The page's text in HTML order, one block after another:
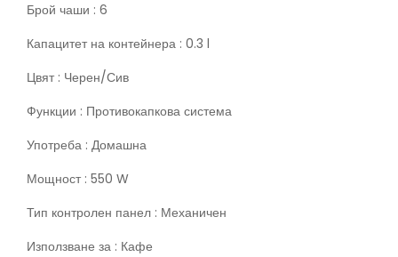
Брой чаши : 6
Капацитет на контейнера : 0.3 l
Цвят : Черен/Сив
Функции : Противокапкова система
Употреба : Домашна
Мощност : 550 W
Тип контролен панел : Механичен
Използване за : Кафе